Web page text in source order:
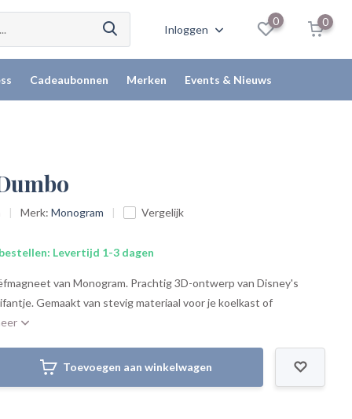
Inloggen
0 0
Cadeaubonnen Merken Events & Nieuws
Merk:Monogram Vergelijk
Levertijd 1-3 dagen
van Monogram. Prachtig 3D-ontwerp van Disney's
Gemaakt van stevig materiaal voor je koelkast of
Toevoegen aan winkelwagen